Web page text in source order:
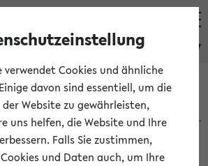
eKVV
denen sich nach dem24.07.2026
geändert haben:
verwendet Cookies und ähnliche
davon sind essentiell, um die
Website zu gewährleisten,
uns helfen, die Website und Ihre
Falls Sie zustimmen,
und Daten auch, um Ihre